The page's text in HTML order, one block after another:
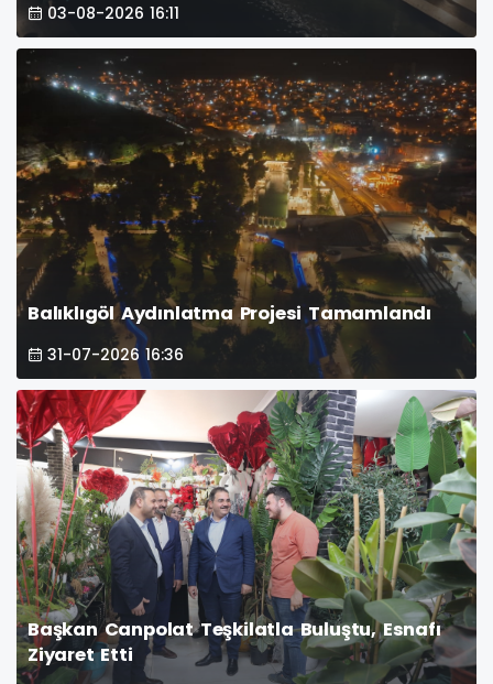
03-08-2026 16:11
Balıklıgöl Aydınlatma Projesi Tamamlandı
31-07-2026 16:36
Başkan Canpolat Teşkilatla Buluştu, Esnafı
Ziyaret Etti